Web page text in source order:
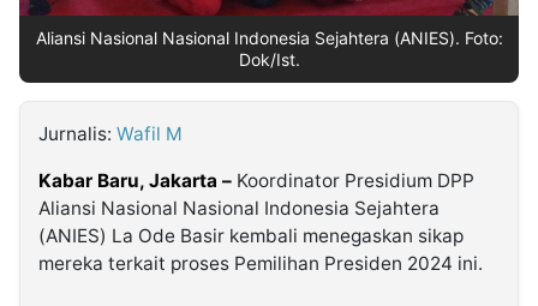
Kabarbaru.co
Aliansi Nasional Nasional Indonesia Sejahtera (ANIES). Foto:
Dok/Ist.
Jurnalis: Wafil M
Kabar Baru, Jakarta – Koordinator Presidium DPP
Aliansi Nasional Nasional Indonesia Sejahtera
(ANIES) La Ode Basir kembali menegaskan sikap
mereka terkait proses Pemilihan Presiden 2024 ini.